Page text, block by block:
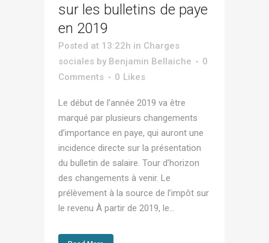
sur les bulletins de paye
en 2019
Posted at 13:22h in Charges
sociales by Benjamin Bellaiche
0
Comments
0 Likes
Le début de l’année 2019 va être
marqué par plusieurs changements
d’importance en paye, qui auront une
incidence directe sur la présentation
du bulletin de salaire. Tour d’horizon
des changements à venir. Le
prélèvement à la source de l’impôt sur
le revenu À partir de 2019, le...